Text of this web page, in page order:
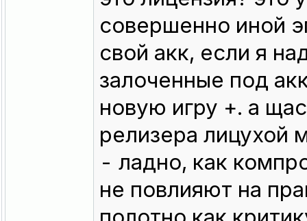
совершенно иной
свой акк, если я
залоченные под
новую игру +. а
релизера лицухой
- ладно, как
не повлияют на